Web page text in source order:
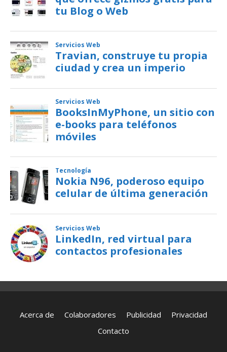
Acerca de Colaboradores Publicidad
Privacidad
Contacto